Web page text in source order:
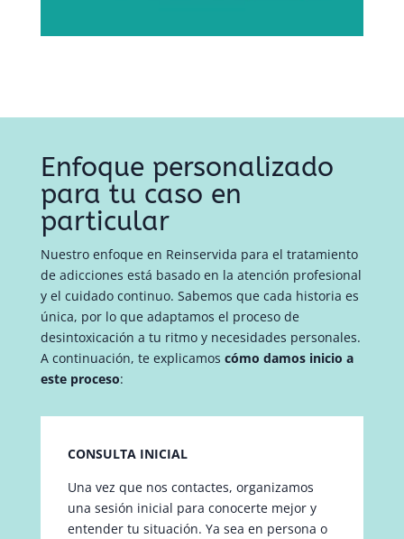
Enfoque personalizado
para tu caso en
particular
Nuestro enfoque en Reinservida para el tratamiento
de adicciones está basado en la atención profesional
y el cuidado continuo. Sabemos que cada historia es
única, por lo que adaptamos el proceso de
desintoxicación a tu ritmo y necesidades personales.
A continuación, te explicamos cómo damos inicio a
este proceso:
CONSULTA INICIAL
Una vez que nos contactes, organizamos
una sesión inicial para conocerte mejor y
entender tu situación. Ya sea en persona o